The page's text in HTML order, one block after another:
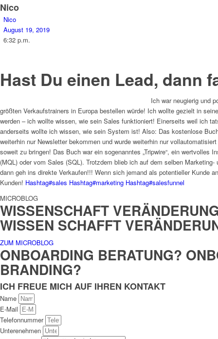
Nico
Nico
August 19, 2019
6:32 p.m.
Hast Du einen Lead, dann
Ich war neugierig und
größten Verkaufstrainers in Europa bestellen würde! Ich wollte gezielt in
werden – ich wollte wissen, wie sein Sales funktioniert! Einerseits weil ich
anderseits wollte ich wissen, wie sein System ist! Also: Das kostenlose
weiterhin nur Newsletter bekommen und wurde weiterhin nur
soweit zu bringen! Das Buch war ein sogenanntes „Tripwire“, ein
(MQL) oder vom Sales (SQL). Trotzdem blieb ich auf dem selben
dann geh ins direkte Verkaufen!!! Wenn sich jemand als potentieller Kunde
Kunden! Hashtag#sales Hashtag#marketing Hashtag#salesfunnel
MICROBLOG
WISSENSCHAFT
WISSEN SCHAFFT
ZUM MICROBLOG
ONBOARDING BERATUNG?
BRANDING?
ICH FREUE MICH AUF IHREN KONTAKT
Name
E-Mail
Telefonnummer
Unterenehmen